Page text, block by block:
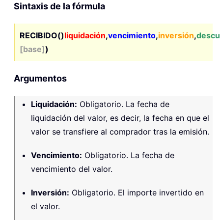
Sintaxis de la fórmula
RECIBIDO()liquidación,vencimiento,inversión,
[base])
Argumentos
Liquidación: Obligatorio. La fecha de
liquidación del valor, es decir, la fecha en que el
valor se transfiere al comprador tras la emisión.
Vencimiento: Obligatorio. La fecha de
vencimiento del valor.
Inversión: Obligatorio. El importe invertido en
el valor.